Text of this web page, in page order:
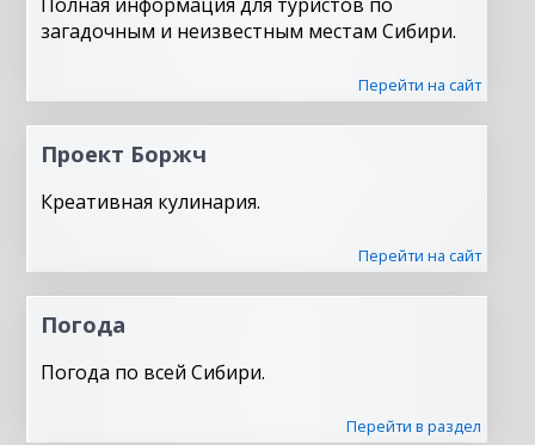
загадочным и неизвестным местам Сибири.
Перейти на сайт
Проект Боржч
Креативная кулинария.
Перейти на сайт
Погода
Погода по всей Сибири.
Перейти в раздел